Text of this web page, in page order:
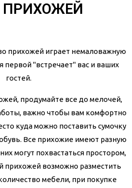
ПРИХОЖЕЙ
прихожей играет немаловажную
первой "встречает" вас и ваших
гостей.
продумайте все до мелочей,
важно чтобы вам комфортно
куда можно поставить сумочку
Все прихожие имеют разную
могут похвастаться простором,
прихожей возможно разместить
мебели, при покупке